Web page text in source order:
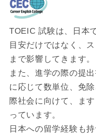
TOEIC 試験は、日本
目安だけではなく、
まで影響してきます。
また、進学の際の提
に応じて数単位、免
際社会に向けて、ま
っています。
日本への留学経験も